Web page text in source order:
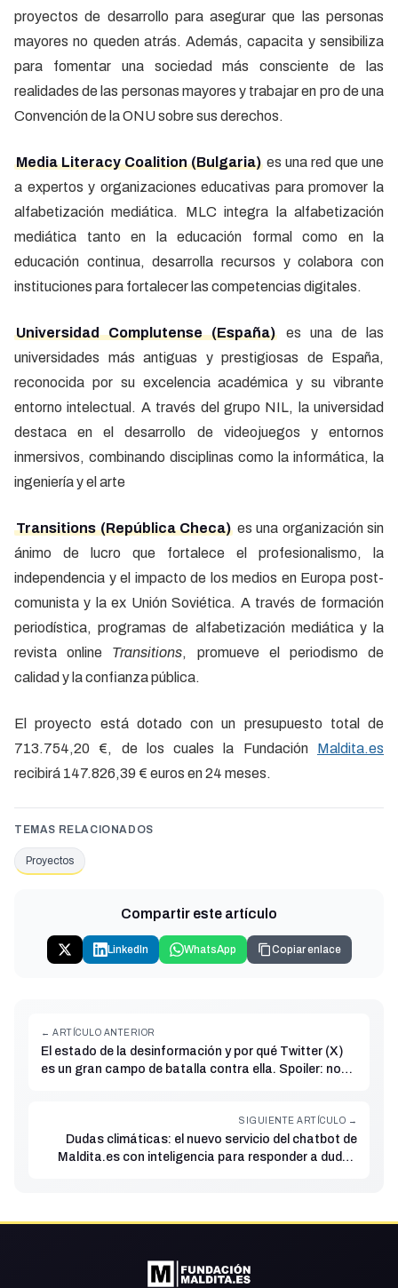
proyectos de desarrollo para asegurar que las personas
mayores no queden atrás. Además, capacita y sensibiliza
para fomentar una sociedad más consciente de las
realidades de las personas mayores y trabajar en pro de una
Convención de la ONU sobre sus derechos.
Media Literacy Coalition (Bulgaria) es una red que une
a expertos y organizaciones educativas para promover la
alfabetización mediática. MLC integra la alfabetización
mediática tanto en la educación formal como en la
educación continua, desarrolla recursos y colabora con
instituciones para fortalecer las competencias digitales.
Universidad Complutense (España)
es una de las
universidades más antiguas y prestigiosas de España,
reconocida por su excelencia académica y su vibrante
entorno intelectual. A través del grupo NIL, la universidad
destaca en el desarrollo de videojuegos y entornos
inmersivos, combinando disciplinas como la informática, la
ingeniería y el arte
Transitions (República Checa) es una organización sin
ánimo de lucro que fortalece el profesionalismo, la
independencia y el impacto de los medios en Europa post-
comunista y la ex Unión Soviética. A través de formación
periodística, programas de alfabetización mediática y la
revista online Transitions, promueve el periodismo de
calidad y la confianza pública.
El proyecto está dotado con un presupuesto total de
713.754,20 €, de los cuales la Fundación Maldita.es
recibirá 147.826,39 € euros en 24 meses.
TEMAS RELACIONADOS
Proyectos
Compartir este artículo
LinkedIn WhatsApp Copiar enlace
← ARTÍCULO ANTERIOR
El estado de la desinformación y por qué Twitter (X)
es un gran campo de batalla contra ella. Spoiler: no
SIGUIENTE ARTÍCULO →
Dudas climáticas: el nuevo servicio del chatbot de
Maldita.es con inteligencia para responder a dudas